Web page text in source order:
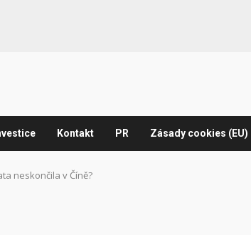
Kontakt PR Zásady cookies (EU)
neskončila v Číně?